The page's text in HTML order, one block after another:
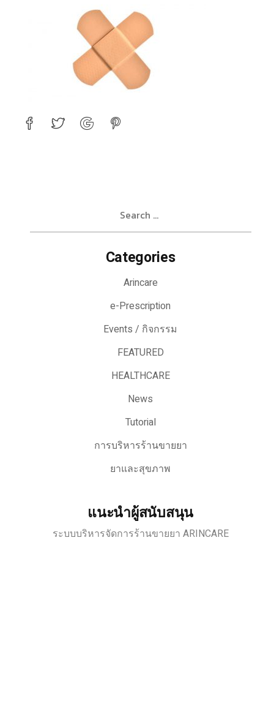
Categories
Arincare
e-Prescription
Events / กิจกรรม
FEATURED
HEALTHCARE
News
Tutorial
การบริหารร้านขายยา
ยาและสุขภาพ
แนะนำผู้สนับสนุน
ระบบบริหารจัดการร้านขายยา ARINCARE